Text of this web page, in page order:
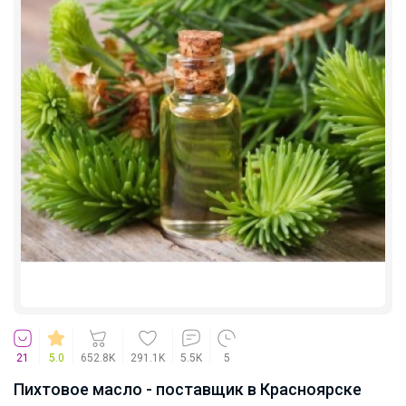
21 5.0 652.8K 291.1K 5.5K 5
Пихтовое масло - поставщик в Красноярске
Еремейка
Челси на девочку, демисезон
Брюнетка
Распродажа кроссовок СПРАНДИ
Стильные детские кеды